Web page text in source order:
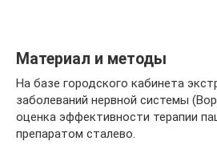
Материал и методы
На базе городского кабинета
заболеваний нервной системы
оценка эффективности терапии
препаратом сталево.